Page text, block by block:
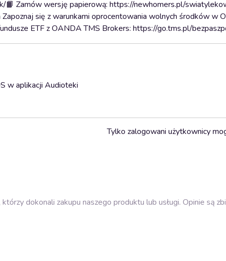
Zamów wersję papierową: https://newhomers.pl/
się z warunkami oprocentowania wolnych środków w
ETF z OANDA TMS Brokers: https://go.tms.pl/
w aplikacji Audioteki
Tylko zalogowani użytkownicy
dokonali zakupu naszego produktu lub usługi. Opinie są